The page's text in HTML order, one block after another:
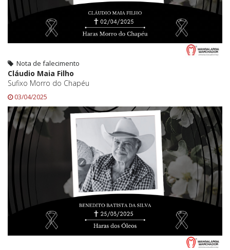
Nota de falecimento
Cláudio Maia Filho
Sufixo Morro do Chapéu
03/04/2025